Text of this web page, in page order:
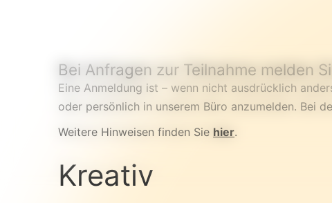
Bei Anfragen zur Teilnahme melden
Eine Anmeldung ist – wenn nicht ausdrücklich
oder persönlich in unserem Büro anzumelden. Bei
Weitere Hinweisen finden Sie hier.
Kreativ